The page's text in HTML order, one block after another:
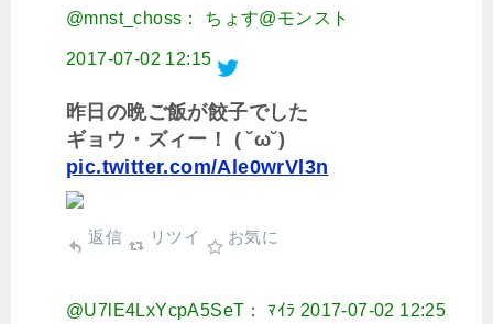
@mnst_choss： ちょす@モンスト
2017-07-02 12:15
昨日の晩ご飯が餃子でした
ギョウ・ズィー！ ( ˘ω˘)
pic.twitter.com/Ale0wrVl3n
返信 リツイ お気に
@U7lE4LxYcpA5SeT： ﾏｲﾗ 2017-07-02 12:25